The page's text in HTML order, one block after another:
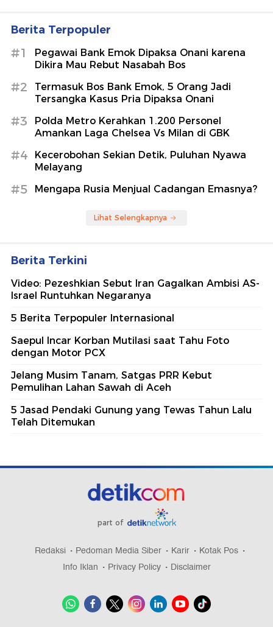
Berita Terpopuler
#1
Pegawai Bank Emok Dipaksa Onani karena
Dikira Mau Rebut Nasabah Bos
#2
Termasuk Bos Bank Emok, 5 Orang Jadi
Tersangka Kasus Pria Dipaksa Onani
#3
Polda Metro Kerahkan 1.200 Personel
Amankan Laga Chelsea Vs Milan di GBK
#4
Kecerobohan Sekian Detik, Puluhan Nyawa
Melayang
#5 Mengapa Rusia Menjual Cadangan Emasnya?
Lihat Selengkapnya
Berita Terkini
Video: Pezeshkian Sebut Iran Gagalkan Ambisi AS-
Israel Runtuhkan Negaranya
5 Berita Terpopuler Internasional
Saepul Incar Korban Mutilasi saat Tahu Foto
dengan Motor PCX
Jelang Musim Tanam, Satgas PRR Kebut
Pemulihan Lahan Sawah di Aceh
5 Jasad Pendaki Gunung yang Tewas Tahun Lalu
Telah Ditemukan
part of
Redaksi Pedoman Media Siber Karir
Kotak Pos
Info Iklan
Privacy Policy Disclaimer